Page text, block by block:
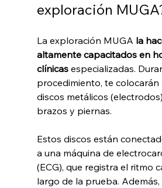
exploración
La exploración MUGA la
altamente capacitados en
clínicas especializadas.
procedimiento, te colocarán
discos metálicos
brazos y piernas.
Estos discos están
a una máquina de
(ECG), que registra el ritmo
largo de la prueba. Además,